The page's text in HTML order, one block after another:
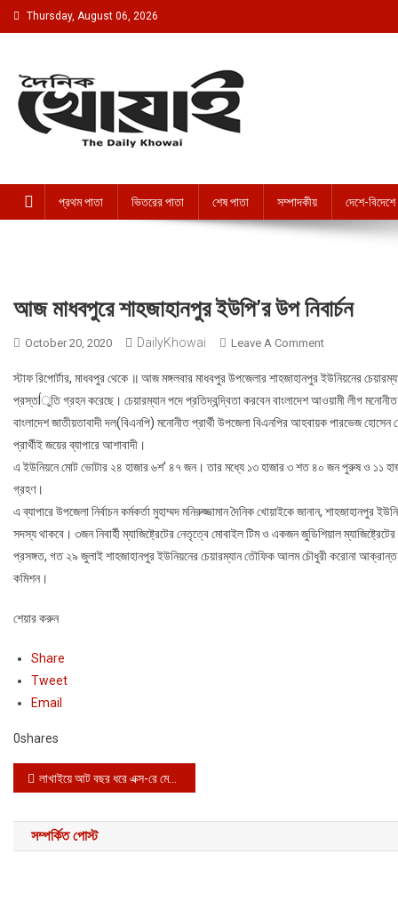
Skip to content
Thursday, August 06, 2026
প্রথম পাতা ভিতরের পাতা শেষ পাতা সম্পাদকীয় দেশে-বিদেশে
আজ মাধবপুরে শাহজাহানপুর ইউপি’র উপ নিবার্চন
October 20, 2020 DailyKhowai Leave A Comment
স্টাফ রিপোর্টার, মাধবপুর থেকে ॥ আজ মঙ্গলবার মাধবপুর উপজেলার শাহজাহানপুর ইউনিয়নের
প্রস্তÍুতি গ্রহন করেছে। চেয়ারম্যান পদে প্রতিদ্বন্দ্বিতা করবেন বাংলাদেশ আওয়ামী লীগ
বাংলাদেশ জাতীয়তাবাদী দল(বিএনপি) মনোনীত প্রার্থী উপজেলা বিএনপির আহবায়ক পারভেজ
প্রার্থীই জয়ের ব্যাপারে আশাবাদী।
এ ইউনিয়নে মোট ভোটার ২৪ হাজার ৬শ’ ৪৭ জন। তার মধ্যে ১৩ হাজার ৩ শত ৪০ জন পুরুষ ও ১১
গ্রহণ।
এ ব্যাপারে উপজেলা নির্বাচন কর্মকর্তা মুহাম্মদ মনিরুজ্জামান দৈনিক খোয়াইকে জানান, শাহজাহানপুর
সদস্য থাকবে। ৩জন নিবার্হী ম্যাজিষ্ট্রেটের নেতৃত্বে মোবাইল টিম ও একজন জুডিশিয়াল
প্রসঙ্গত, গত ২৯ জুলাই শাহজাহানপুর ইউনিয়নের চেয়ারম্যান তৌফিক আলম চৌধুরী করোনা আক্রান্ত
কমিশন।
শেয়ার করুন
Share
Tweet
Email
0shares
Post navigation
লাখাইয়ে আট বছর ধরে এক্স-রে মেশিন অকেজো থাকায় ভোগান্তি
সম্পর্কিত পোস্ট